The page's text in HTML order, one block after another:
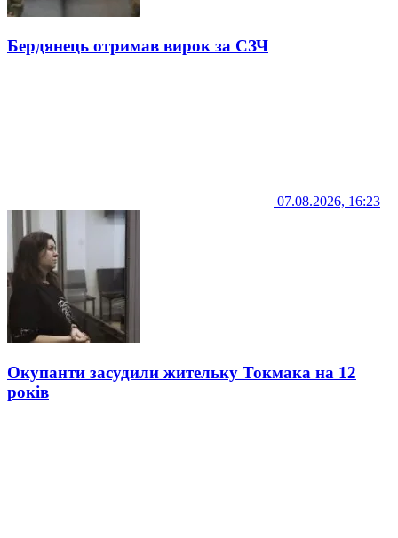
Бердянець отримав вирок за СЗЧ
07.08.2026, 16:23
Окупанти засудили жительку Токмака на 12
років